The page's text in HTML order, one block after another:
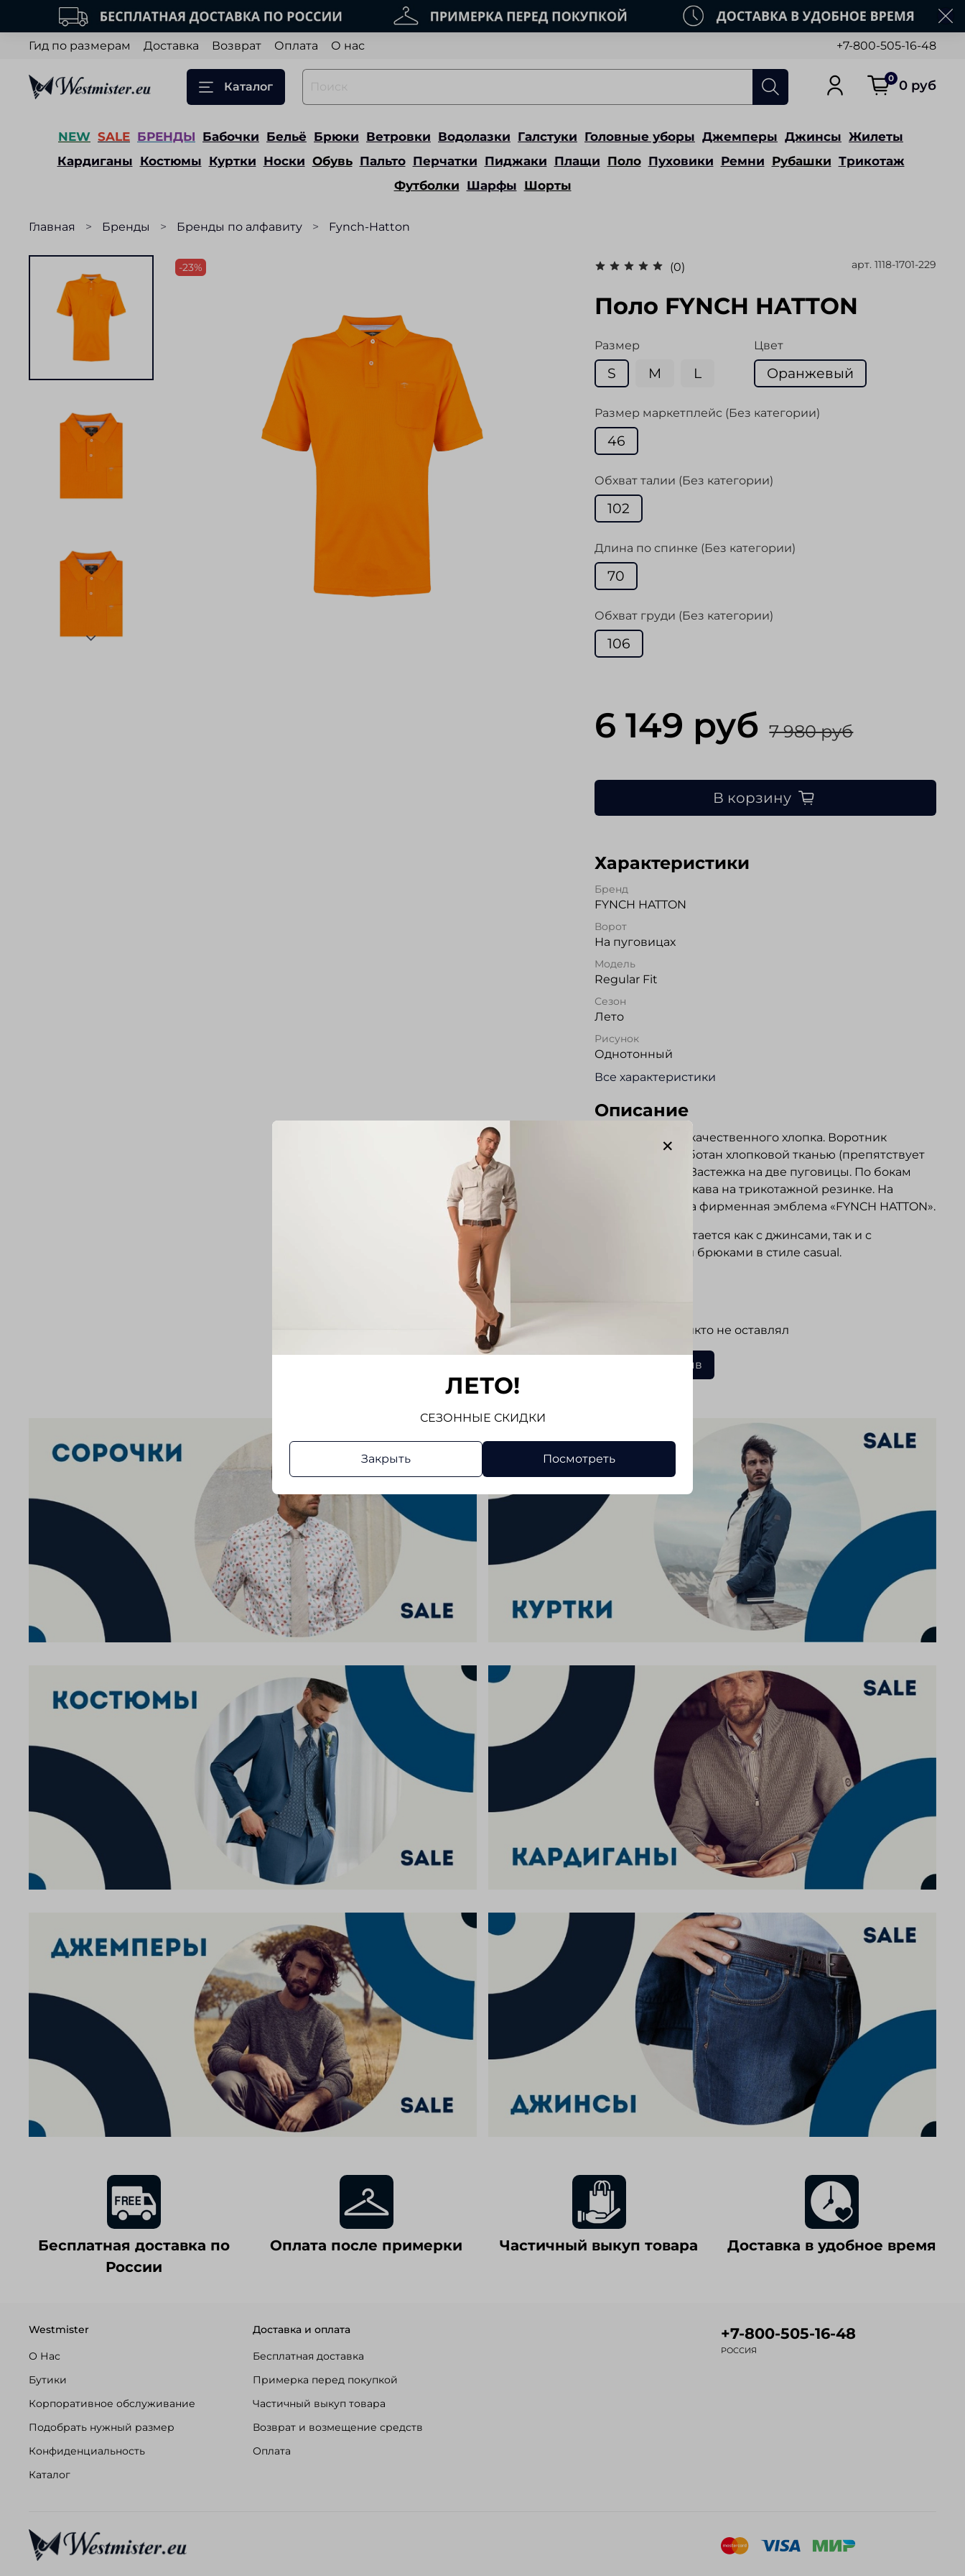
Гид по размерам Доставка Возврат Оплата О нас +7-800-505-16-48
Каталог
0 0 руб
NEW SALE БРЕНДЫ Бабочки Бельё Брюки Ветровки Водолазки Галстуки Головные уборы Джемперы Джинсы Жилеты
Кардиганы Костюмы Куртки Носки Обувь Пальто Перчатки Пиджаки Плащи Поло Пуховики Ремни Рубашки Трикотаж
Футболки Шарфы Шорты
Главная Бренды Бренды по алфавиту Fynch-Hatton
-23% (0) арт. 1118-1701-229
Поло FYNCH HATTON
Размер
S M L
Цвет
Оранжевый
Размер маркетплейс (Без категории)
46
Обхват талии (Без категории)
102
Длина по спинке (Без категории)
70
Обхват груди (Без категории)
106
6 149 руб 7 980 руб
В корзину
Характеристики
Бренд
FYNCH HATTON
Ворот
На пуговицах
Модель
Regular Fit
Сезон
Лето
Рисунок
Однотонный
Все характеристики
Описание
Поло из высококачественного хлопка. Воротник
отложной, обработан хлопковой тканью (препятствует
изнашиванию). Застежка на две пуговицы. По бокам
разрезы. Низ рукава на трикотажной резинке. На
кармане вышита фирменная эмблема «FYNCH HATTON».
Прекрасно сочетается как с джинсами, так и с
повседневными брюками в стиле casual.
Отзывов еще никто не оставлял
Написать отзыв
Бесплатная доставка по
России
Оплата после примерки Частичный выкуп товара Доставка в удобное время
Westmister
О Нас
Бутики
Корпоративное обслуживание
Подобрать нужный размер
Конфиденциальность
Каталог
Доставка и оплата
Бесплатная доставка
Примерка перед покупкой
Частичный выкуп товара
Возврат и возмещение средств
Оплата
+7-800-505-16-48
РОССИЯ
ЛЕТО!
СЕЗОННЫЕ СКИДКИ
Закрыть Посмотреть